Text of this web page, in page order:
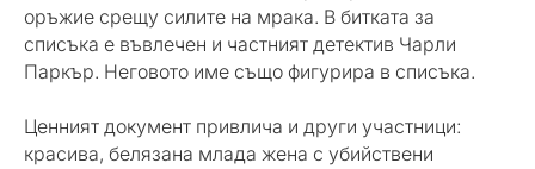
оръжие срещу силите на мрака. В битката за
списъка е въвлечен и частният детектив Чарли
Паркър. Неговото име също фигурира в списъка.
Ценният документ привлича и други участници:
красива, белязана млада жена с убийствени